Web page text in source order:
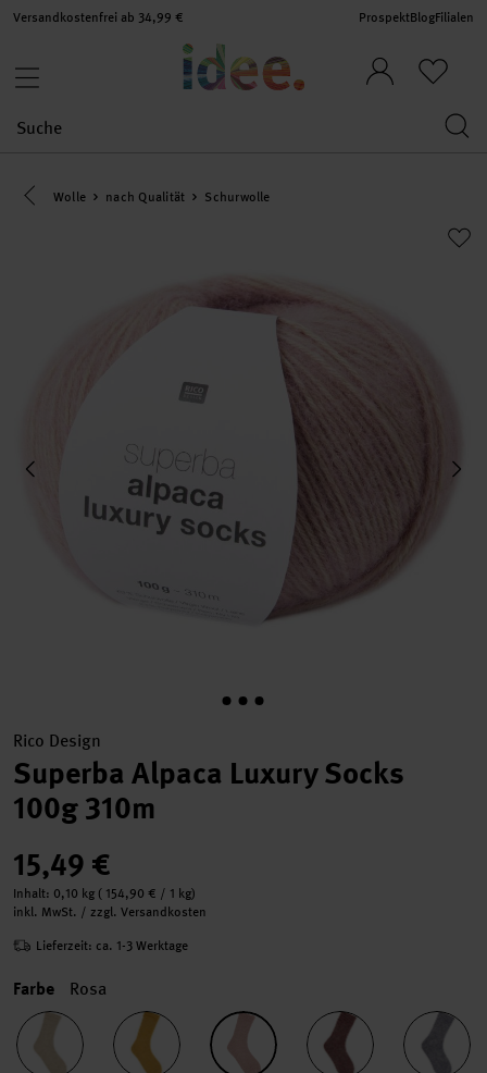
Versandkostenfrei ab 34,99 € ProspektBlogFilialen
Eine Kategorie zurück navigieren
Wolle nach Qualität Schurwolle
Rico Design
Superba Alpaca Luxury Socks
100g 310m
15,49 €
Inhalt: 0,10 kg ( 154,90 € / 1 kg)
inkl. MwSt. / zzgl. Versandkosten
Lieferzeit: ca. 1-3 Werktage
Farbe Rosa